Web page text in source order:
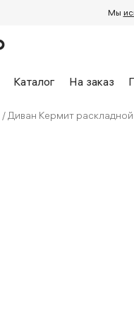
Мы
Каталог На заказ
/Диван Кермит раскладной